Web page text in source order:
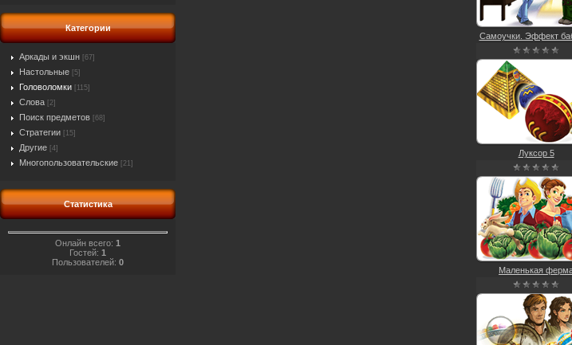
Категории
Аркады и экшн [67]
Настольные [5]
Головоломки [115]
Слова [2]
Поиск предметов [68]
Стратегии [15]
Другие [4]
Многопользовательские [21]
Статистика
Онлайн всего: 1
Гостей: 1
Пользователей: 0
Самоучки. Эффект
Луксор 5
Маленькая